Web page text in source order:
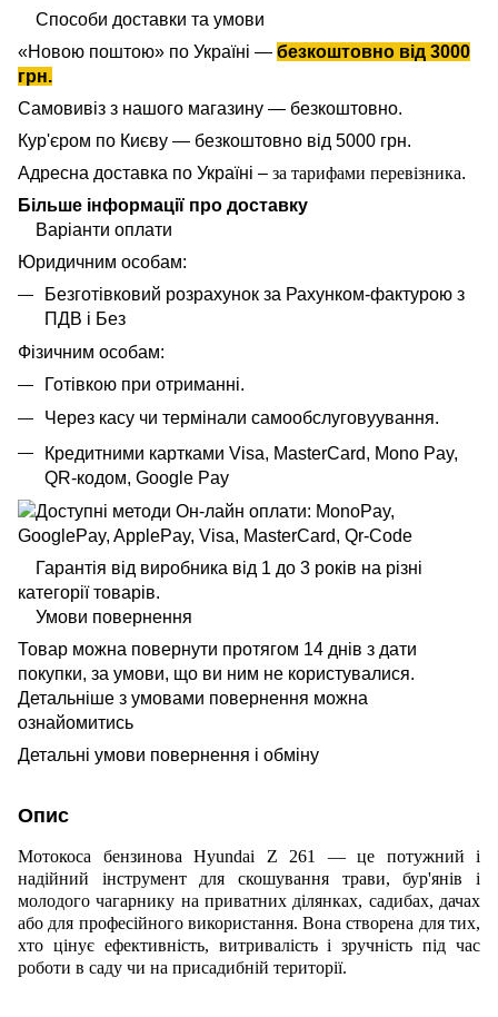
Способи доставки та умови
«Новою поштою» по Україні — безкоштовно від 3000
грн.
Самовивіз з нашого магазину — безкоштовно.
Кур'єром по Києву — безкоштовно від 5000 грн.
Адресна доставка по Україні – за тарифами перевізника.
Більше інформації про доставку
Варіанти оплати
Юридичним особам:
Безготівковий розрахунок за Рахунком-фактурою з
ПДВ і Без
Фізичним особам:
Готівкою при отриманні.
Через касу чи термінали самообслуговуування.
Кредитними картками Visa, MasterCard, Mono Pay,
QR-кодом, Google Pay
Гарантія від виробника від 1 до 3 років на різні
категорії товарів.
Умови повернення
Товар можна повернути протягом 14 днів з дати
покупки, за умови, що ви ним не користувалися.
Детальніше з умовами повернення можна
ознайомитись
Детальні умови повернення і обміну
Опис
Мотокоса бензинова Hyundai Z 261 — це потужний і
надійний інструмент для скошування трави, бур'янів і
молодого чагарнику на приватних ділянках, садибах, дачах
або для професійного використання. Вона створена для тих,
хто цінує ефективність, витривалість і зручність під час
роботи в саду чи на присадибній території.